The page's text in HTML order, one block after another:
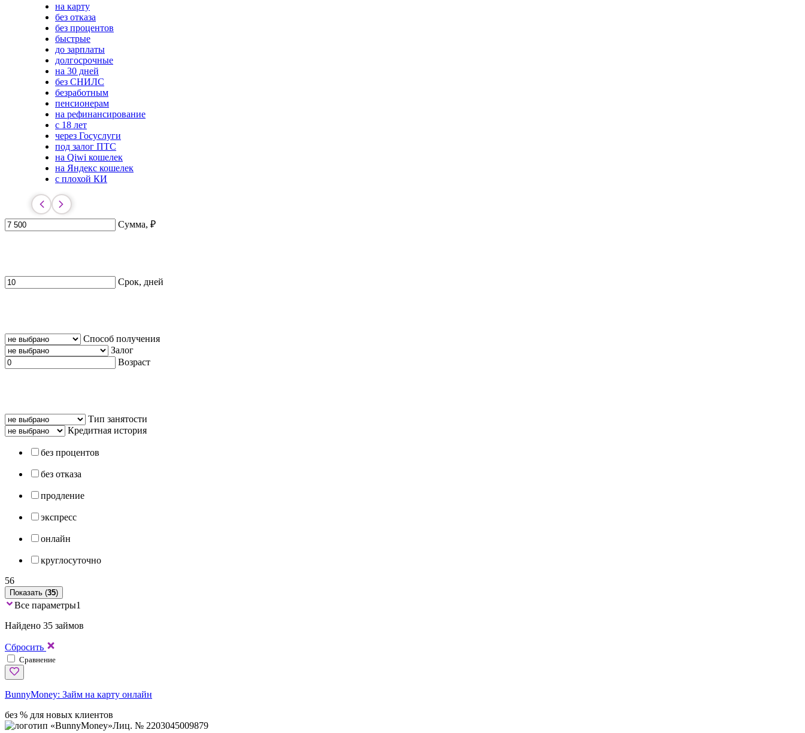
на карту
без отказа
без процентов
быстрые
до зарплаты
долгосрочные
на 30 дней
без СНИЛС
безработным
пенсионерам
на рефинансирование
с 18 лет
через Госуслуги
под залог ПТС
на Qiwi кошелек
на Яндекс кошелек
с плохой КИ
Сумма, ₽
Срок, дней
Способ получения
Залог
Возраст
Тип занятости
Кредитная история
без процентов
без отказа
продление
экспресс
онлайн
круглосуточно
56
Показать (35)
Все параметры1
Найдено 35 займов
Сбросить
Сравнение
BunnyMoney: Займ на карту онлайн
без % для новых клиентов
Лиц. № 2203045009879